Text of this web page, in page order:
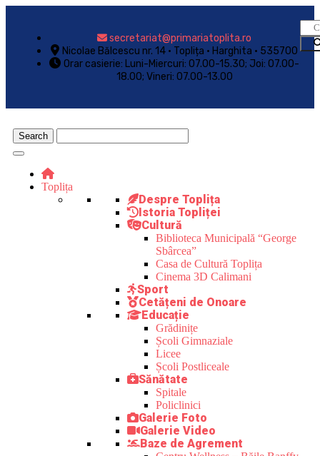
secretariat@primariatoplita.ro
Nicolae Bălcescu nr. 14 • Toplița • Harghita • 535700
Orar casierie: Luni-Miercuri: 07.00-15.30; Joi: 07.00-
18.00; Vineri: 07.00-13.00
Toplița
Despre Toplița
Istoria Topliței
Cultură
Biblioteca Municipală “George
Sbârcea”
Casa de Cultură Toplița
Cinema 3D Calimani
Sport
Cetățeni de Onoare
Educație
Grădinițe
Școli Gimnaziale
Licee
Școli Postliceale
Sănătate
Spitale
Policlinici
Galerie Foto
Galerie Video
Baze de Agrement